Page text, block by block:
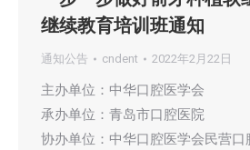
继续教育培训班通知
通知公告 cndent 2022年2月22日
主办单位：中华口腔医学会
承办单位：青岛市口腔医院
协办单位：中华口腔医学会民营